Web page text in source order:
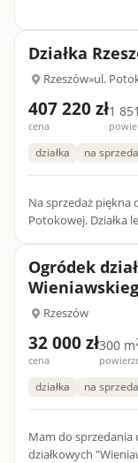
Działka
Rzeszów»ul.
407 220 zł
cena
1
działka na
Na sprzedaż piękna
Potokowej. Działka lekko nachylona, pięknie nasłoneczniona. Dla
Ogródek
Rzeszów
32 000 zł
cena
300 m
działka na
Mam do sprzedania
działkowych